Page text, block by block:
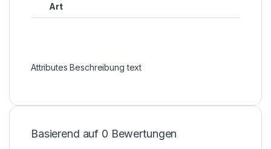
Art
Attributes Beschreibung text
Basierend auf 0 Bewertungen